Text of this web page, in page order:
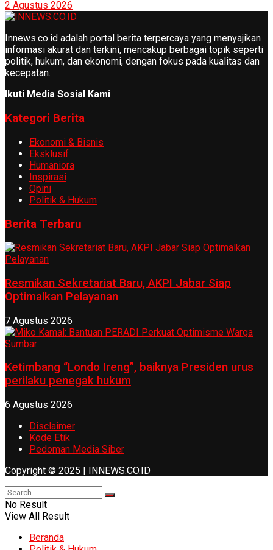
2 Agustus 2026
Innews.co.id adalah portal berita terpercaya yang menyajikan
informasi akurat dan terkini, mencakup berbagai topik seperti
politik, hukum, dan ekonomi, dengan fokus pada kualitas dan
kecepatan.
Ikuti Media Sosial Kami
Kategori Berita
Ekonomi & Bisnis
Eksklusif
Humaniora
Inspirasi
Opini
Politik & Hukum
Berita Terbaru
Resmikan Sekretariat Baru, AKPI Jabar Siap
Optimalkan Pelayanan
7 Agustus 2026
Ketimbang “Londo Ireng”, baiknya Presiden urus
perilaku penegak hukum
6 Agustus 2026
Disclaimer
Kode Etik
Pedoman Media Siber
Copyright © 2025 | INNEWS.CO.ID
No Result
View All Result
Beranda